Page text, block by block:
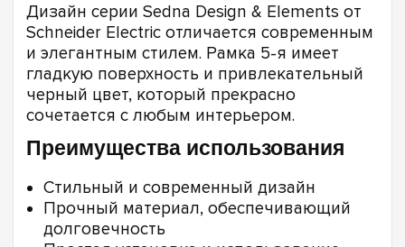
Дизайн серии Sedna Design & Elements от
Schneider Electric отличается современным
и элегантным стилем. Рамка 5-я имеет
гладкую поверхность и привлекательный
черный цвет, который прекрасно
сочетается с любым интерьером.
Преимущества использования
Стильный и современный дизайн
Прочный материал, обеспечивающий
долговечность